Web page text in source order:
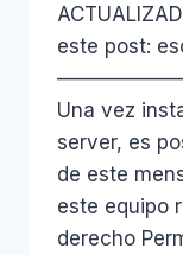
este post:
Una vez
server, es
de este
este equipo
derecho